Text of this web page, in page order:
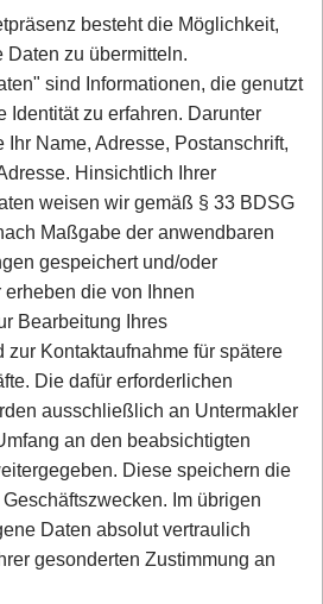
besteht die Möglichkeit,
zu übermitteln.
sind Informationen, die genutzt
Identität zu erfahren. Darunter
Name, Adresse, Postanschrift,
Hinsichtlich Ihrer
weisen wir gemäß § 33 BDSG
Maßgabe der anwendbaren
gespeichert und/oder
die von Ihnen
Bearbeitung Ihres
Kontaktaufnahme für spätere
Die dafür erforderlichen
ausschließlich an Untermakler
an den beabsichtigten
Diese speichern die
Im übrigen
Daten absolut vertraulich
gesonderten Zustimmung an